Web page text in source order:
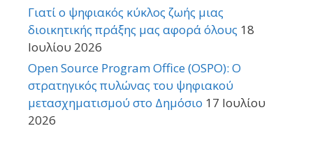
Γιατί ο ψηφιακός κύκλος ζωής μιας
διοικητικής πράξης μας αφορά όλους 18
Ιουλίου 2026
Open Source Program Office (OSPO): Ο
στρατηγικός πυλώνας του ψηφιακού
μετασχηματισμού στο Δημόσιο 17 Ιουλίου
2026